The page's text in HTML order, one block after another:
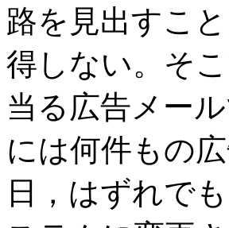
路を見出すこ
得しない。そ
当る広告メー
には何件もの
日，はずれで